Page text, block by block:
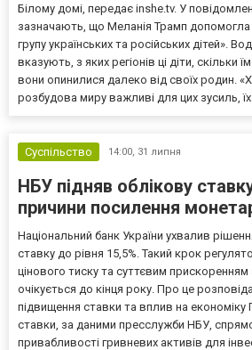
Білому домі, передає inshe.tv. У
зазначають, що Меланія Трамп допомогла
групу українських та російських дітей».
вказують, з яких регіонів ці діти, скільки
вони опинилися далеко від своїх родин.
розбудова миру важливі для цих зусиль,
Суспільство 14:00, 31 липня
НБУ підняв облікову
причини посилення
Національний банк України ухвалив
ставку до рівня 15,5%. Такий крок
цінового тиску та суттєвим прискоренням
очікується до кінця року. Про це
підвищення ставки та вплив на економіку
ставки, за даними пресслужби НБУ,
привабливості гривневих активів для